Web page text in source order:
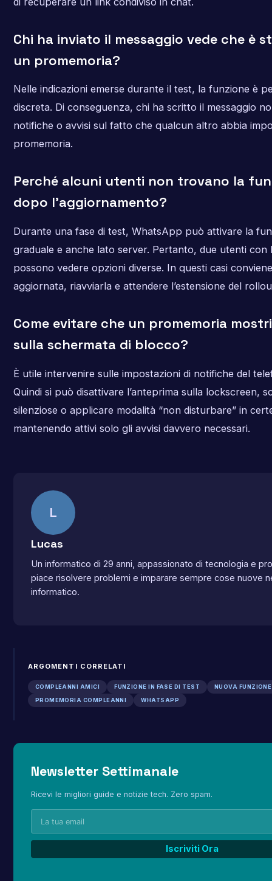
Chi ha inviato il messaggio vede che è
un promemoria?
Nelle indicazioni emerse durante il test, la funzione è
discreta. Di conseguenza, chi ha scritto il messaggio
notifiche o avvisi sul fatto che qualcun altro abbia
promemoria.
Perché alcuni utenti non trovano la
dopo l’aggiornamento?
Durante una fase di test, WhatsApp può attivare la
graduale e anche lato server. Pertanto, due utenti con
possono vedere opzioni diverse. In questi casi
aggiornata, riavviarla e attendere l’estensione del
Come evitare che un promemoria
sulla schermata di blocco?
È utile intervenire sulle impostazioni di notifiche del
Quindi si può disattivare l’anteprima sulla lockscreen,
silenziose o applicare modalità “non disturbare” in
mantenendo attivi solo gli avvisi davvero necessari.
L
Lucas
Un informatico di 29 anni, appassionato di tecnologia e
piace risolvere problemi e imparare sempre cose nuove
informatico.
ARGOMENTI CORRELATI
COMPLEANNI AMICI FUNZIONE IN FASE DI TEST
NUOVA
PROMEMORIA COMPLEANNI
WHATSAPP
Newsletter Settimanale
Ricevi le migliori guide e notizie tech. Zero spam.